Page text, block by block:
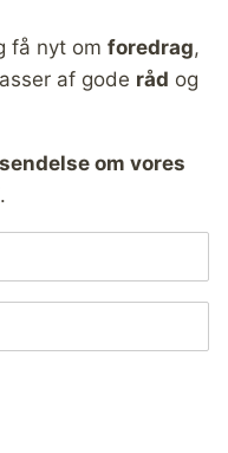
få nyt om foredrag,
af gode råd og
om vores
.